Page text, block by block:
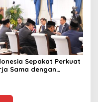
Resminya di
Sepakat Perkuat
Sama dengan